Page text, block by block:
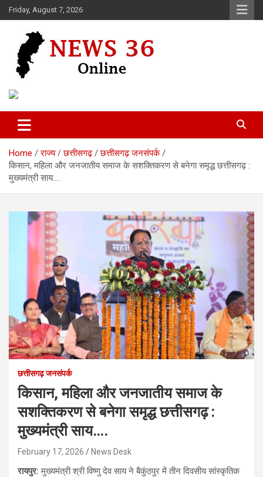
Skip
to
Friday, August 7, 2026
News 36
Home राज्य छत्तीसगढ़
छत्तीसगढ़ जनसंपर्क
किसान, महिला और जनजातीय समाज के सशक्तिकरण से बनेगा समृद्ध छत्तीसगढ़ :
मुख्यमंत्री साय….
छत्तीसगढ़ जनसंपर्क
किसान, महिला और जनजातीय समाज के
सशक्तिकरण से बनेगा समृद्ध छत्तीसगढ़ :
मुख्यमंत्री साय….
February 17, 2026 News Desk
रायपुर:मुख्यमंत्री श्री विष्णु देव साय ने बैकुंठपुर में तीन दिवसीय सांस्कृतिक